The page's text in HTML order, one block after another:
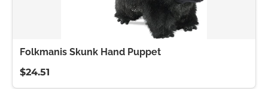
Folkmanis Skunk Hand Puppet
$24.51